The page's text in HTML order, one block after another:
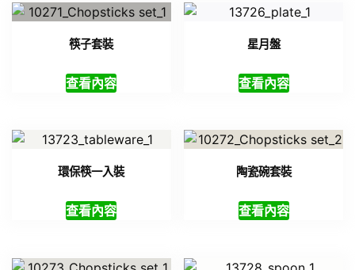
筷子套裝
查看內容
星月盤
查看內容
環保筷一入裝
查看內容
陶瓷碗套裝
查看內容